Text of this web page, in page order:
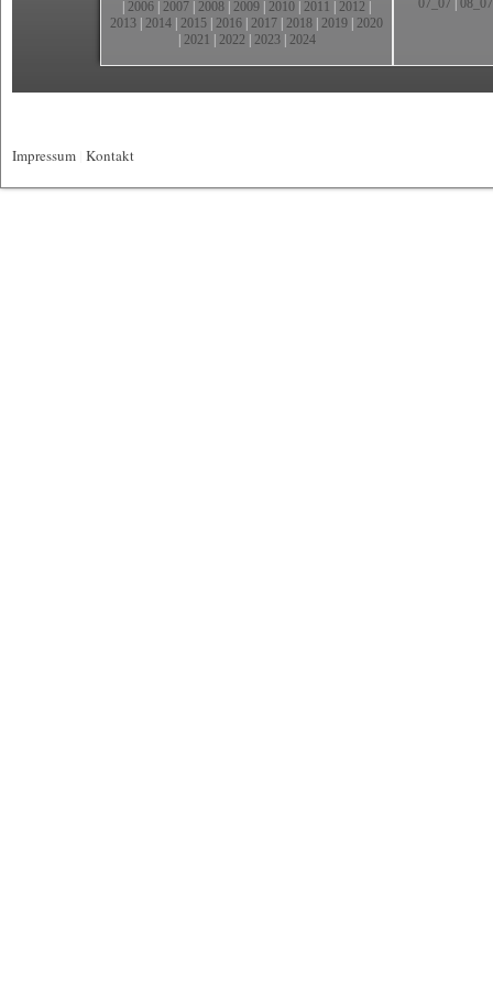
2006 2007 2008 2009 2010 2011 2012
2013 2014 2015 2016 2017 2018 2019 2020
2021 2022 2023| 2024
07_07 08_07
Impressum Kontakt